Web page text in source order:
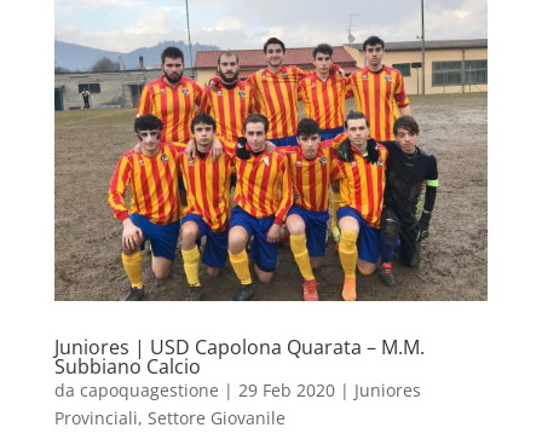
Juniores | USD Capolona Quarata – M.M.
Subbiano Calcio
da capoquagestione | 29 Feb 2020| Juniores
Provinciali, Settore Giovanile